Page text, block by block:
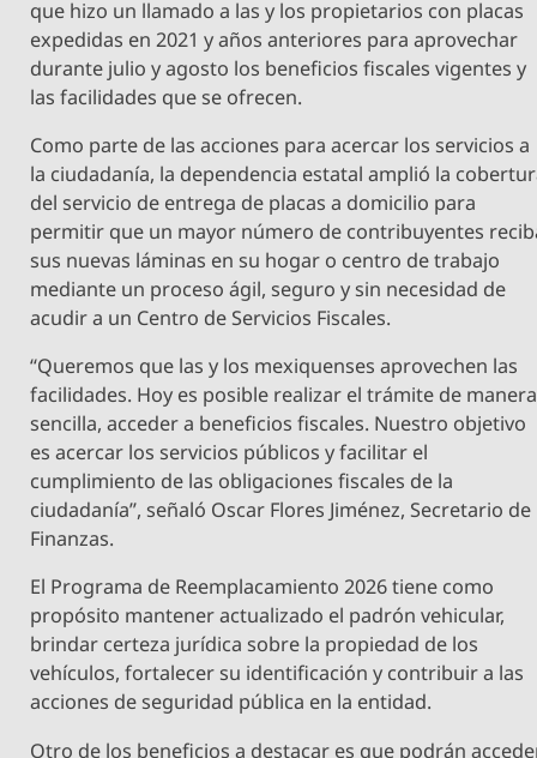
que hizo un llamado a las y los propietarios con placas
expedidas en 2021 y años anteriores para aprovechar
durante julio y agosto los beneficios fiscales vigentes y
las facilidades que se ofrecen.
Como parte de las acciones para acercar los servicios a
la ciudadanía, la dependencia estatal amplió la
del servicio de entrega de placas a domicilio para
permitir que un mayor número de contribuyentes
sus nuevas láminas en su hogar o centro de trabajo
mediante un proceso ágil, seguro y sin necesidad de
acudir a un Centro de Servicios Fiscales.
“Queremos que las y los mexiquenses aprovechen las
facilidades. Hoy es posible realizar el trámite de manera
sencilla, acceder a beneficios fiscales. Nuestro objetivo
es acercar los servicios públicos y facilitar el
cumplimiento de las obligaciones fiscales de la
ciudadanía”, señaló Oscar Flores Jiménez, Secretario de
Finanzas.
El Programa de Reemplacamiento 2026 tiene como
propósito mantener actualizado el padrón vehicular,
brindar certeza jurídica sobre la propiedad de los
vehículos, fortalecer su identificación y contribuir a las
acciones de seguridad pública en la entidad.
Otro de los beneficios a destacar es que podrán